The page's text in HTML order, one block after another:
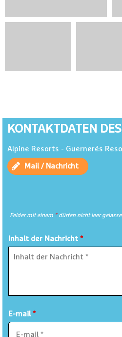
KONTAKTDATEN
Alpine Resorts - Guernerés
Mail / Nachricht
Felder mit einem *dürfen nicht leer
Inhalt der Nachricht *
E-mail*